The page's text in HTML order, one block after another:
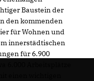
Baustein der
den kommenden
für Wohnen und
innerstädtischen
für 6.900
einen wichtigen